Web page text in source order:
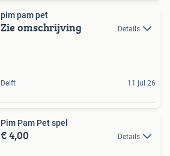
pim pam pet
Zie omschrijving Details
Delft 11 jul 26
Pim Pam Pet spel
€ 4,00 Details